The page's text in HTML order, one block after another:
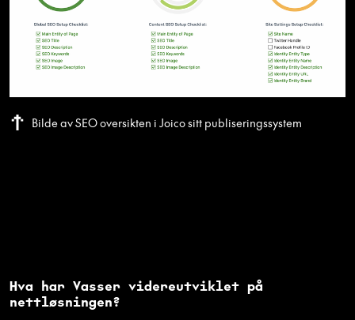
Bilde av SEO oversikten i Joico sitt publiseringssystem
Hva har Vasser videreutviklet på
nettløsningen?